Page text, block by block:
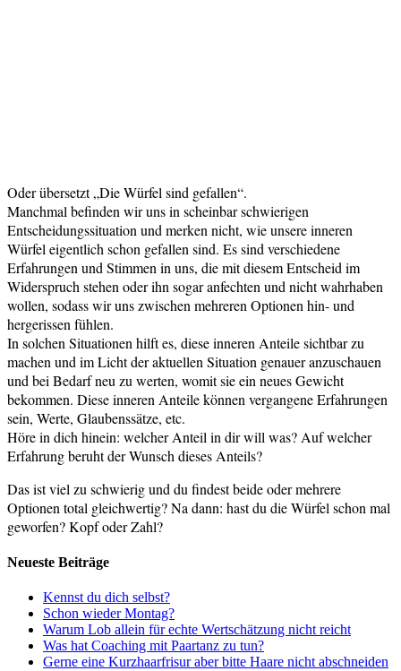
Oder übersetzt „Die Würfel sind gefallen“.
Manchmal befinden wir uns in scheinbar schwierigen
Entscheidungssituation und merken nicht, wie unsere inneren
Würfel eigentlich schon gefallen sind. Es sind verschiedene
Erfahrungen und Stimmen in uns, die mit diesem Entscheid im
Widerspruch stehen oder ihn sogar anfechten und nicht wahrhaben
wollen, sodass wir uns zwischen mehreren Optionen hin- und
hergerissen fühlen.
In solchen Situationen hilft es, diese inneren Anteile sichtbar zu
machen und im Licht der aktuellen Situation genauer anzuschauen
und bei Bedarf neu zu werten, womit sie ein neues Gewicht
bekommen. Diese inneren Anteile können vergangene Erfahrungen
sein, Werte, Glaubenssätze, etc.
Höre in dich hinein: welcher Anteil in dir will was? Auf welcher
Erfahrung beruht der Wunsch dieses Anteils?
Das ist viel zu schwierig und du findest beide oder mehrere
Optionen total gleichwertig? Na dann: hast du die Würfel schon mal
geworfen? Kopf oder Zahl?
Neueste Beiträge
Kennst du dich selbst?
Schon wieder Montag?
Warum Lob allein für echte Wertschätzung nicht reicht
Was hat Coaching mit Paartanz zu tun?
Gerne eine Kurzhaarfrisur aber bitte Haare nicht abschneiden